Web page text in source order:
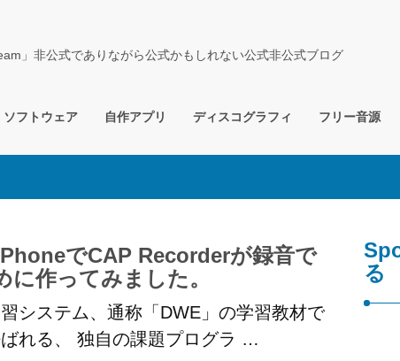
」非公式でありながら公式かもしれない公式非公式ブログ
ソフトウェア 自作アプリ ディスコグラフィ フリー音源
でCAP Recorderが録音で
に作ってみました。
システム、通称「DWE」の学習教材で
れる、 独自の課題プログラ …
る